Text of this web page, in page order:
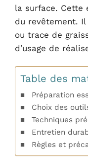
la surface. Cette
du revêtement.
ou trace de
d’usage de
Table des
Préparation
Choix des
Techniques
Entretien
Règles et